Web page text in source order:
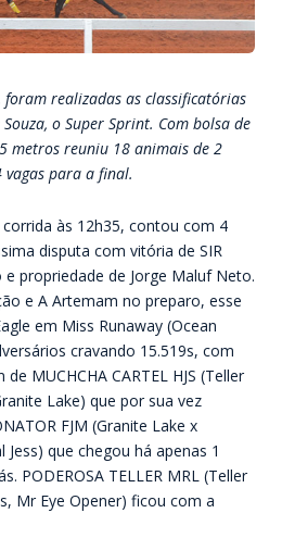
realizadas as classificatórias
o Super Sprint. Com bolsa de
metros reuniu 18 animais de 2
para a final.
às 12h35, contou com 4
disputa com vitória de SIR
e propriedade de Jorge Maluf Neto.
e A Artemam no preparo, esse
em Miss Runaway (Ocean
cravando 15.519s, com
MUCHCHA CARTEL HJS (Teller
Lake) que por sua vez
FJM (Granite Lake x
Jess) que chegou há apenas 1
PODEROSA TELLER MRL (Teller
Mr Eye Opener) ficou com a